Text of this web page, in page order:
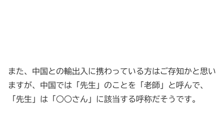
また、中国との輸出入に携わっている方はご存知かと思い
ますが、中国では「先生」のことを「老師」と呼んで、
「先生」は「○○さん」に該当する呼称だそうです。